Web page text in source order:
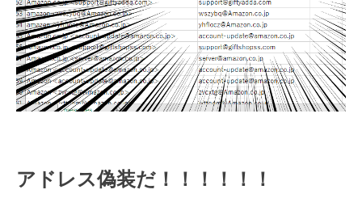
アドレス偽装だ！！！！！！